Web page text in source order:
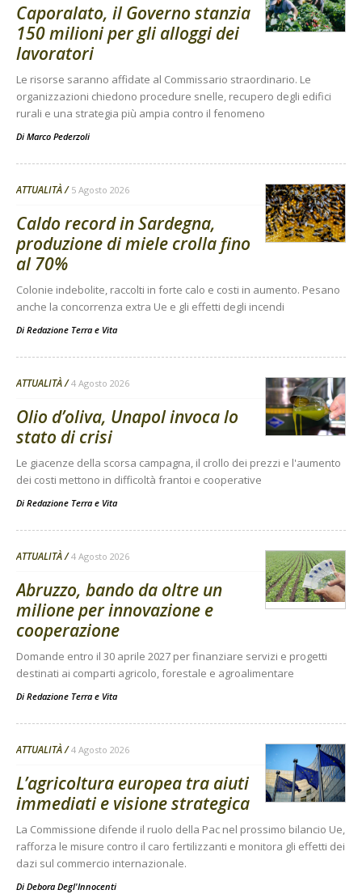
Caporalato, il Governo stanzia
150 milioni per gli alloggi dei
lavoratori
Le risorse saranno affidate al Commissario straordinario. Le
organizzazioni chiedono procedure snelle, recupero degli edifici
rurali e una strategia più ampia contro il fenomeno
Di Marco Pederzoli
ATTUALITÀ 5 Agosto 2026
Caldo record in Sardegna,
produzione di miele crolla fino
al 70%
Colonie indebolite, raccolti in forte calo e costi in aumento. Pesano
anche la concorrenza extra Ue e gli effetti degli incendi
Di Redazione Terra e Vita
ATTUALITÀ 4 Agosto 2026
Olio d’oliva, Unapol invoca lo
stato di crisi
Le giacenze della scorsa campagna, il crollo dei prezzi e l'aumento
dei costi mettono in difficoltà frantoi e cooperative
Di Redazione Terra e Vita
ATTUALITÀ 4 Agosto 2026
Abruzzo, bando da oltre un
milione per innovazione e
cooperazione
Domande entro il 30 aprile 2027 per finanziare servizi e progetti
destinati ai comparti agricolo, forestale e agroalimentare
Di Redazione Terra e Vita
ATTUALITÀ 4 Agosto 2026
L’agricoltura europea tra aiuti
immediati e visione strategica
La Commissione difende il ruolo della Pac nel prossimo bilancio Ue,
rafforza le misure contro il caro fertilizzanti e monitora gli effetti dei
dazi sul commercio internazionale.
Di Debora Degl'Innocenti